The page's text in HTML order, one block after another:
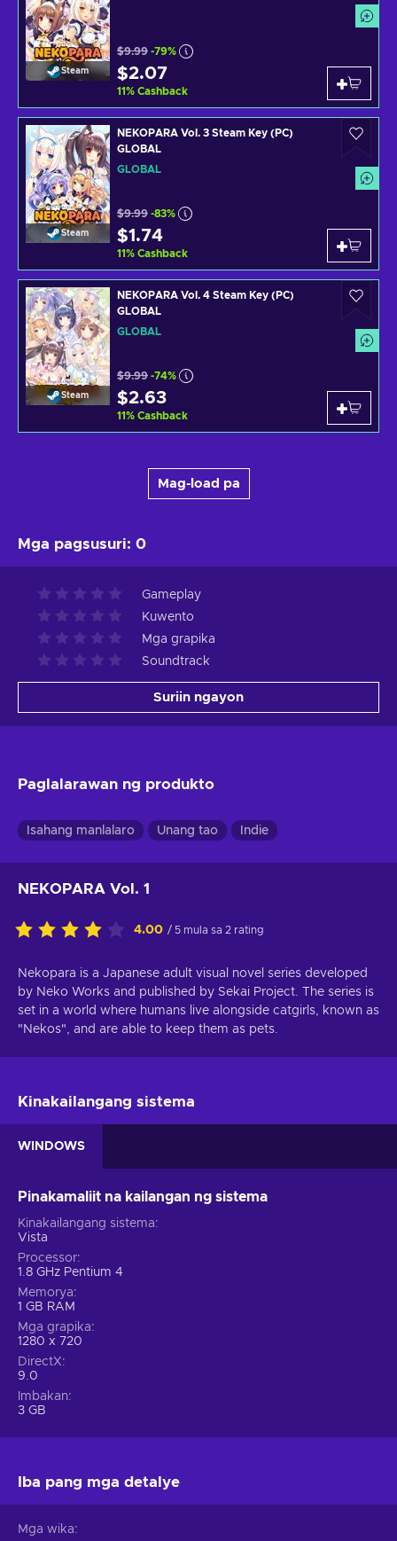
Steam
$9.99 -79%
$2.07
11% Cashback
Steam
NEKOPARA Vol. 3 Steam Key (PC)
GLOBAL
GLOBAL
$9.99 -83%
$1.74
11% Cashback
Steam
NEKOPARA Vol. 4 Steam Key (PC)
GLOBAL
GLOBAL
$9.99 -74%
$2.63
11% Cashback
Mag-load pa
Mga pagsusuri: 0
Gameplay
Kuwento
Mga grapika
Soundtrack
Suriin ngayon
Paglalarawan ng produkto
Isahang manlalaro Unang tao Indie
NEKOPARA Vol. 1
4.00 / 5 mula sa 2 rating
Nekopara is a Japanese adult visual novel series developed
by Neko Works and published by Sekai Project. The series is
set in a world where humans live alongside catgirls, known as
"Nekos", and are able to keep them as pets.
Kinakailangang sistema
WINDOWS
Pinakamaliit na kailangan ng sistema
Kinakailangang sistema
Vista
Processor
1.8 GHz Pentium 4
Memorya
1 GB RAM
Mga grapika
1280 x 720
DirectX
9.0
Imbakan
3 GB
Iba pang mga detalye
Mga wika